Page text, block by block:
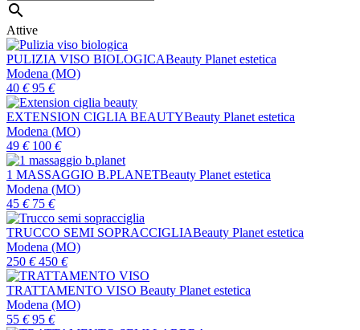

Attive
PULIZIA VISO BIOLOGICABeauty Planet estetica
Modena (MO)
40 € 95 €
EXTENSION CIGLIA BEAUTYBeauty Planet estetica
Modena (MO)
49 € 100 €
1 MASSAGGIO B.PLANETBeauty Planet estetica
Modena (MO)
45 € 75 €
TRUCCO SEMI SOPRACCIGLIABeauty Planet estetica
Modena (MO)
250 € 450 €
TRATTAMENTO VISO Beauty Planet estetica
Modena (MO)
55 € 95 €